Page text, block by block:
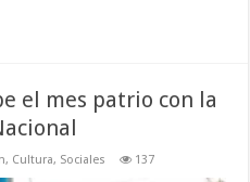
el mes patrio con la
, Cultura, Sociales 137